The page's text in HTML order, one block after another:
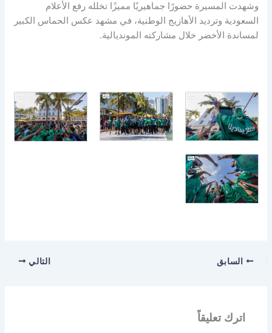
وشهدت المسيرة حضورًا جماهيريًا مميزًا تخلله رفع الأعلام
السعودية وترديد الأهازيج الوطنية، في مشهد عكس الحماس الكبير
لمساندة الأخضر خلال مشاركته المونديالية.
السابق التالي
اترك تعليقاً